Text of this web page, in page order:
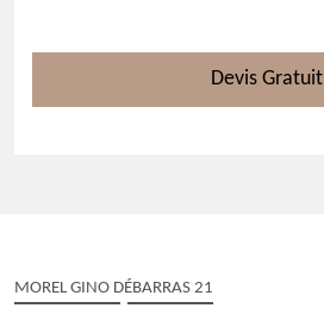
Devis Gratuit
MOREL GINO DÉBARRAS 21